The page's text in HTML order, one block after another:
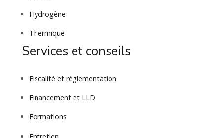
Hydrogène
Thermique
Services et conseils
Fiscalité et réglementation
Financement et LLD
Formations